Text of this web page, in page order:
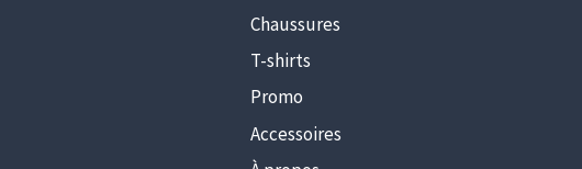
Chaussures
T-shirts
Promo
Accessoires